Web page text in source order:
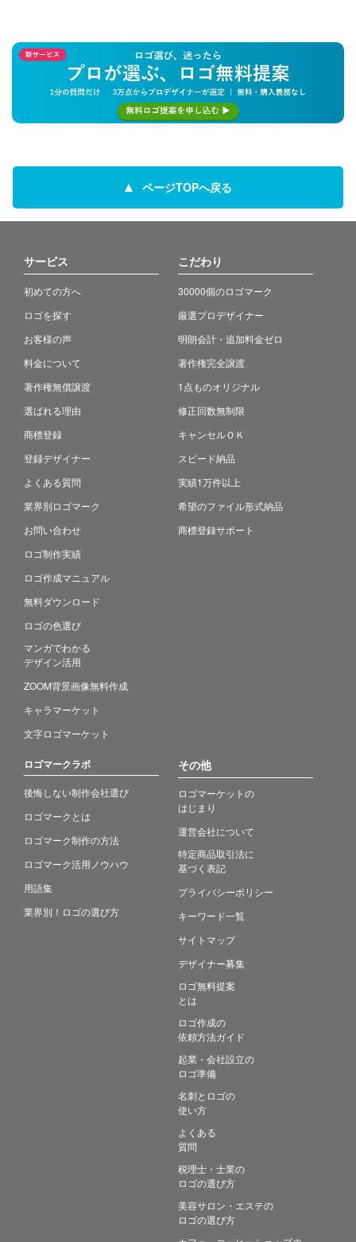
ページTOPへ戻る
サービス
初めての方へ
ロゴを探す
お客様の声
料金について
著作権無償譲渡
選ばれる理由
商標登録
登録デザイナー
よくある質問
業界別ロゴマーク
お問い合わせ
ロゴ制作実績
ロゴ作成マニュアル
無料ダウンロード
ロゴの色選び
マンガでわかる
デザイン活用
ZOOM背景画像無料作成
キャラマーケット
文字ロゴマーケット
こだわり
30000個のロゴマーク
厳選プロデザイナー
明朗会計・追加料金ゼロ
著作権完全譲渡
1点ものオリジナル
修正回数無制限
キャンセルＯＫ
スピード納品
実績1万件以上
希望のファイル形式納品
商標登録サポート
ロゴマークラボ
後悔しない制作会社選び
ロゴマークとは
ロゴマーク制作の方法
ロゴマーク活用ノウハウ
用語集
業界別！ロゴの選び方
その他
ロゴマーケットの
はじまり
運営会社について
特定商品取引法に
基づく表記
プライバシーポリシー
キーワード一覧
サイトマップ
デザイナー募集
ロゴ無料提案
とは
ロゴ作成の
依頼方法ガイド
起業・会社設立の
ロゴ準備
名刺とロゴの
使い方
よくある
質問
税理士・士業の
ロゴの選び方
美容サロン・エステの
ロゴの選び方